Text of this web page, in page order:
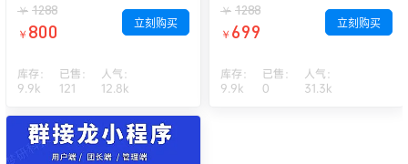
￥ 1288
￥ 800 立刻购买
库存：
9.9k
已售：
121
人气：
12.8k
城系统PHP源码
￥ 1288
￥ 699 立刻购买
库存：
9.9k
已售：
0
人气：
31.3k